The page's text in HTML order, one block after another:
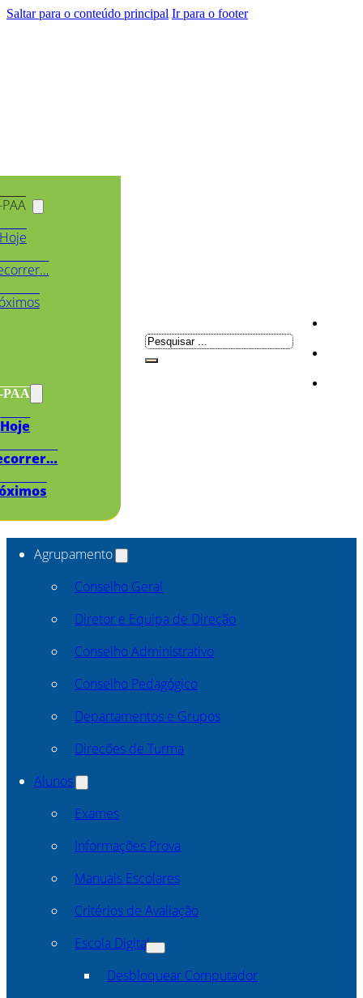
Saltar para o conteúdo principal Ir para o footer
PAA
Hoje
Pesquisar
Agrupamento
Conselho Geral
Diretor e Equipa de Direção
Conselho Administrativo
Conselho Pedagógico
Departamentos e Grupos
Direcões de Turma
Alunos
Exames
Informações Prova
Manuais Escolares
Critérios de Avaliação
Escola Digital
Desbloquear Computador